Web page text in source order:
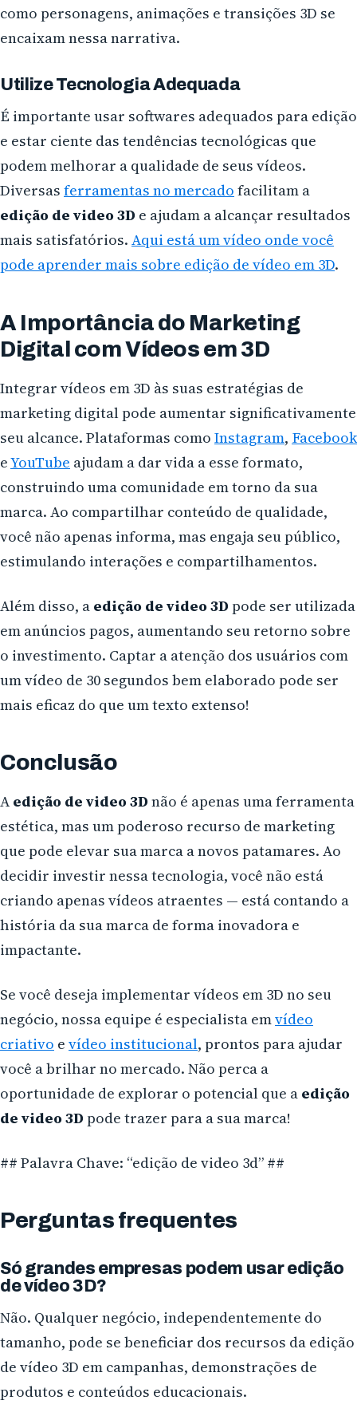
como personagens, animações e transições 3D se
encaixam nessa narrativa.
Utilize Tecnologia Adequada
É importante usar softwares adequados para edição
e estar ciente das tendências tecnológicas que
podem melhorar a qualidade de seus vídeos.
Diversas ferramentas no mercado facilitam a
edição de video 3D e ajudam a alcançar resultados
mais satisfatórios. Aqui está um vídeo onde você
pode aprender mais sobre edição de vídeo em 3D.
A Importância do Marketing
Digital com Vídeos em 3D
Integrar vídeos em 3D às suas estratégias de
marketing digital pode aumentar significativamente
seu alcance. Plataformas como Instagram, Facebook
eYouTube ajudam a dar vida a esse formato,
construindo uma comunidade em torno da sua
marca. Ao compartilhar conteúdo de qualidade,
você não apenas informa, mas engaja seu público,
estimulando interações e compartilhamentos.
Além disso, a edição de video 3D pode ser utilizada
em anúncios pagos, aumentando seu retorno sobre
o investimento. Captar a atenção dos usuários com
um vídeo de 30 segundos bem elaborado pode ser
mais eficaz do que um texto extenso!
Conclusão
Aedição de video 3D não é apenas uma ferramenta
estética, mas um poderoso recurso de marketing
que pode elevar sua marca a novos patamares. Ao
decidir investir nessa tecnologia, você não está
criando apenas vídeos atraentes — está contando a
história da sua marca de forma inovadora e
impactante.
Se você deseja implementar vídeos em 3D no seu
negócio, nossa equipe é especialista emvídeo
criativo e vídeo institucional, prontos para ajudar
você a brilhar no mercado. Não perca a
oportunidade de explorar o potencial que a edição
de video 3D pode trazer para a sua marca!
## Palavra Chave: “edição de video 3d” ##
Perguntas frequentes
Só grandes empresas podem usar edição
de vídeo 3D?
Não. Qualquer negócio, independentemente do
tamanho, pode se beneficiar dos recursos da edição
de vídeo 3D em campanhas, demonstrações de
produtos e conteúdos educacionais.